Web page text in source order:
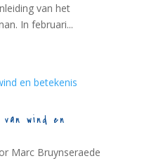
van het
In februari...
wind en
Marc Bruynseraede